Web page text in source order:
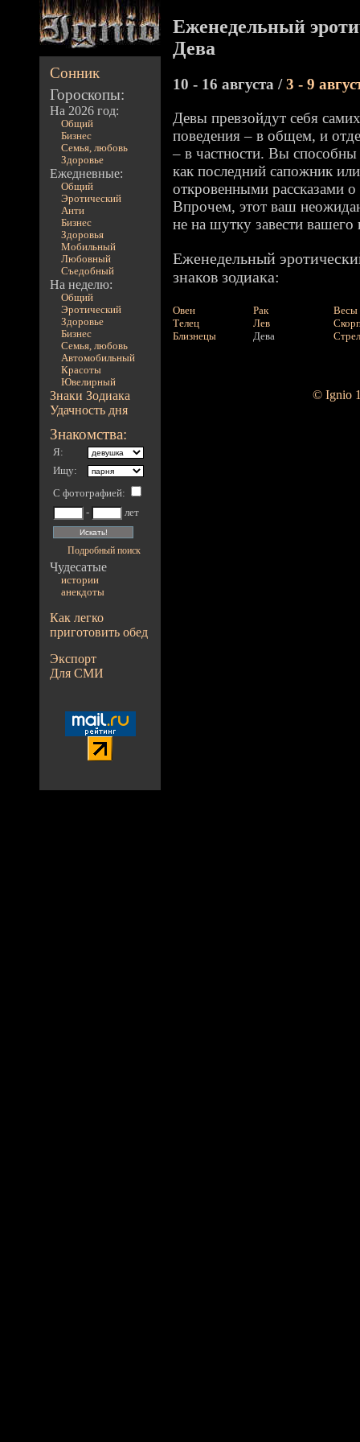
Сонник
Гороскопы:
На 2026 год:
Общий
Бизнес
Семья, любовь
Здоровье
Ежедневные:
Общий
Эротический
Анти
Бизнес
Здоровья
Мобильный
Любовный
Съедобный
На неделю:
Общий
Эротический
Здоровье
Бизнес
Семья, любовь
Автомобильный
Красоты
Ювелирный
Знаки Зодиака
Удачность дня
Знакомства:
Я:
Ищу:
С фотографией:
-
лет
Подробный поиск
Чудесатые
истории
анекдоты
Как легко
приготовить обед
Экспорт
Для СМИ
Еженедельный
Дева
10 - 16 августа /3 - 9
Девы превзойдут себя
поведения – в общем, и
– в частности. Вы способны
как последний сапожник
откровенными рассказами
Впрочем, этот ваш
не на шутку завести
Еженедельный
знаков зодиака:
Овен
Телец
Близнецы
Рак
Лев
Дева
Весы
© Ignio